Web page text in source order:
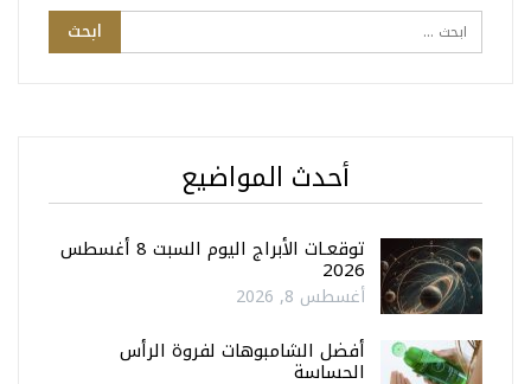
أحدث المواضيع
توقعـات الأبراج اليوم السبت 8 أغسطس
2026
أغسطس 8, 2026
أفضل الشامبوهات لفروة الرأس
الحساسة